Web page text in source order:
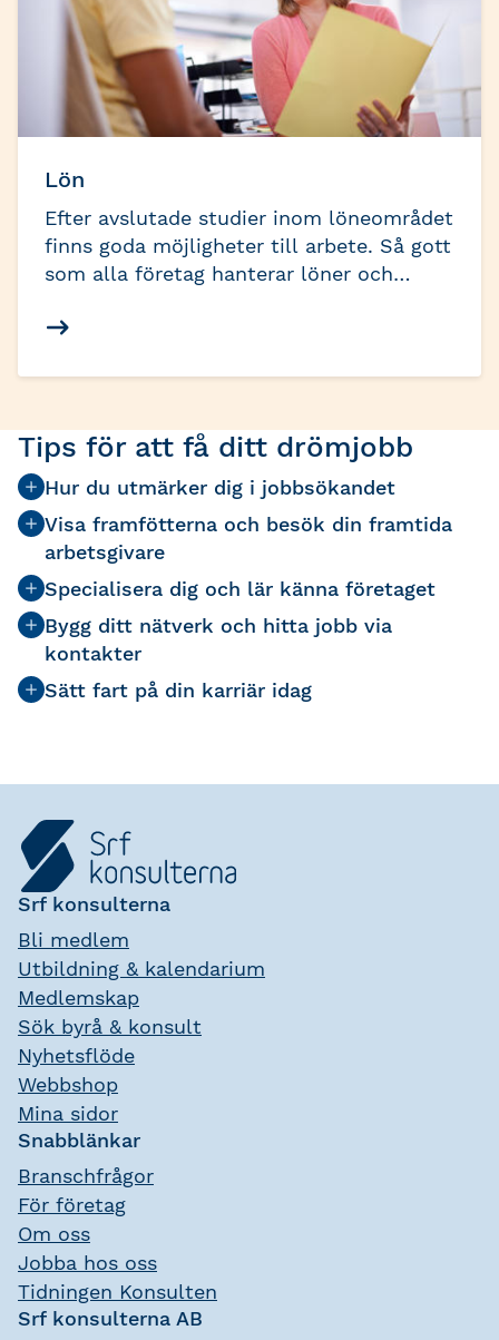
viktigast av allt: att skapa mervärde för
kunden.
Lön
Efter avslutade studier inom löneområdet
finns goda möjligheter till arbete. Så gott
som alla företag hanterar löner och
stor.
Tips för att få ditt drömjobb
Hur du utmärker dig i jobbsökandet
Visa framfötterna och besök din framtida
arbetsgivare
Specialisera dig och lär känna företaget
Bygg ditt nätverk och hitta jobb via
kontakter
Sätt fart på din karriär idag
Srf konsulterna
Bli medlem
Utbildning & kalendarium
Medlemskap
Sök byrå & konsult
Nyhetsflöde
Webbshop
Mina sidor
Snabblänkar
Branschfrågor
För företag
Om oss
Jobba hos oss
Tidningen Konsulten
Srf konsulterna AB